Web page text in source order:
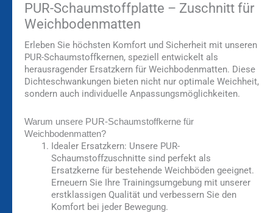
PUR-Schaumstoffplatte – Zuschnitt für
Weichbodenmatten
Erleben Sie höchsten Komfort und Sicherheit mit unseren
PUR-Schaumstoffkernen, speziell entwickelt als
herausragender Ersatzkern für Weichbodenmatten. Diese
Dichteschwankungen bieten nicht nur optimale Weichheit,
sondern auch individuelle Anpassungsmöglichkeiten.
Warum unsere PUR-Schaumstoffkerne für
Weichbodenmatten?
Idealer Ersatzkern: Unsere PUR-
Schaumstoffzuschnitte sind perfekt als
Ersatzkerne für bestehende Weichböden geeignet.
Erneuern Sie Ihre Trainingsumgebung mit unserer
erstklassigen Qualität und verbessern Sie den
Komfort bei jeder Bewegung.